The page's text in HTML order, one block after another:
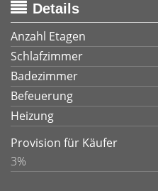
Details
Anzahl Etagen
Schlafzimmer
Badezimmer
Befeuerung
Heizung
Provision für Käufer
3%